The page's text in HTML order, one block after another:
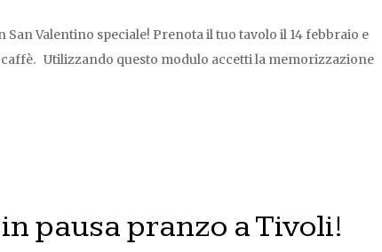
Valentino speciale! Prenota il tuo tavolo il 14 febbraio e
Utilizzando questo modulo accetti la memorizzazione
pausa pranzo a Tivoli!